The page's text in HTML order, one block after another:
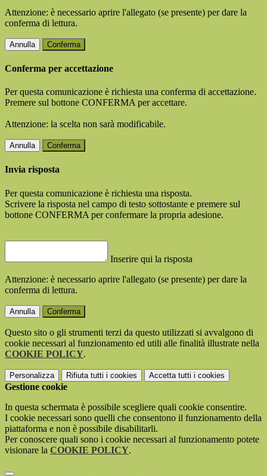
Attenzione: è necessario aprire l'allegato (se presente) per dare la
conferma di lettura.
Annulla Conferma
Conferma per accettazione
Per questa comunicazione è richiesta una conferma di accettazione.
Premere sul bottone CONFERMA per accettare.
Attenzione: la scelta non sarà modificabile.
Annulla Conferma
Invia risposta
Per questa comunicazione è richiesta una risposta.
Scrivere la risposta nel campo di testo sottostante e premere sul
bottone CONFERMA per confermare la propria adesione.
Inserire qui la risposta
Attenzione: è necessario aprire l'allegato (se presente) per dare la
conferma di lettura.
Annulla Conferma
Questo sito o gli strumenti terzi da questo utilizzati si avvalgono di
cookie necessari al funzionamento ed utili alle finalità illustrate nella
COOKIE POLICY.
Personalizza Rifiuta tutti i cookies Accetta tutti i cookies
Gestione cookie
In questa schermata è possibile scegliere quali cookie consentire.
I cookie necessari sono quelli che consentono il funzionamento della
piattaforma e non è possibile disabilitarli.
Per conoscere quali sono i cookie necessari al funzionamento potete
visionare la COOKIE POLICY.